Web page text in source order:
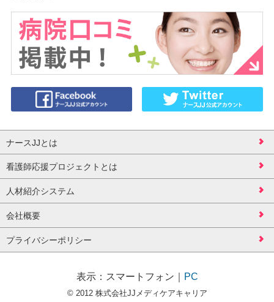
ナースJJとは
看護師応援プロジェクトとは
人材紹介システム
会社概要
プライバシーポリシー
表示： スマートフォン PC
© 2012 株式会社JJメディケアキャリア